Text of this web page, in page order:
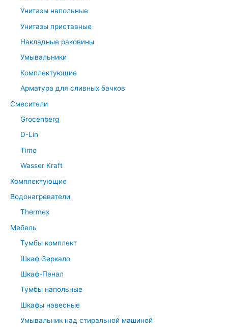
Унитазы напольные
Унитазы приставные
Накладные раковины
Умывальники
Комплектующие
Арматура для сливных бачков
Смесители
Grocenberg
D-Lin
Timo
Wasser Kraft
Комплектующие
Водонагреватели
Thermex
Мебель
Тумбы комплект
Шкаф-Зеркало
Шкаф-Пенал
Тумбы напольные
Шкафы навесные
Умывальник над стиральной машиной